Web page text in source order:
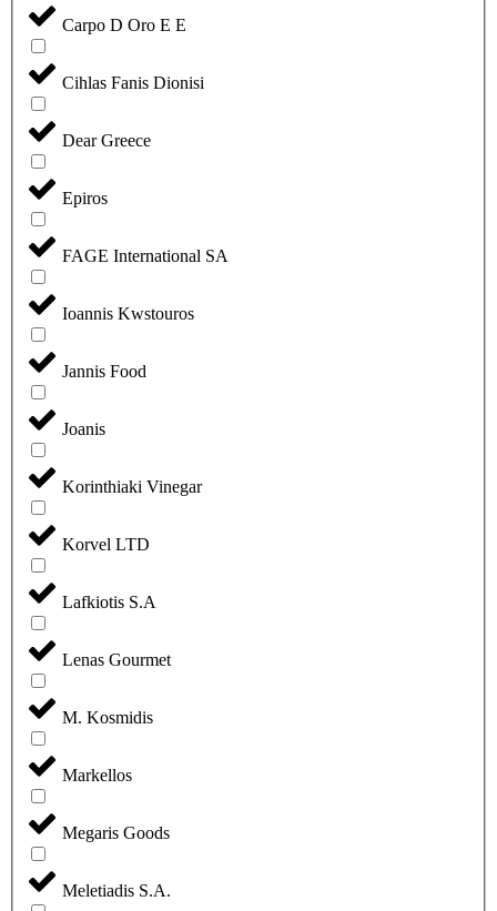
Carpo D Oro E E
Cihlas Fanis Dionisi
Dear Greece
Epiros
FAGE International SA
Ioannis Kwstouros
Jannis Food
Joanis
Korinthiaki Vinegar
Korvel LTD
Lafkiotis S.A
Lenas Gourmet
M. Kosmidis
Markellos
Megaris Goods
Meletiadis S.A.